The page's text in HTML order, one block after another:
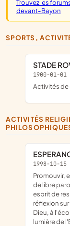
Trouvez les forums des associations publiés autour de Roville-
devant-Bayon
SPORTS,
STADE
1900-01-01
Activités
ACTIVITÉS RELIGIEUSES, SPIRITUELLES OU
1998-10-15
Promouvir, en particulier en Meurthe et Moselle, des espaces
de libre
esprit de
réflexion
Dieu, à
lumière de